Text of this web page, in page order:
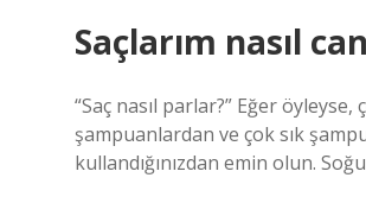
Saçlarım nasıl
“Saç nasıl parlar?” Eğer
şampuanlardan ve çok sık
kullandığınızdan emin olun.